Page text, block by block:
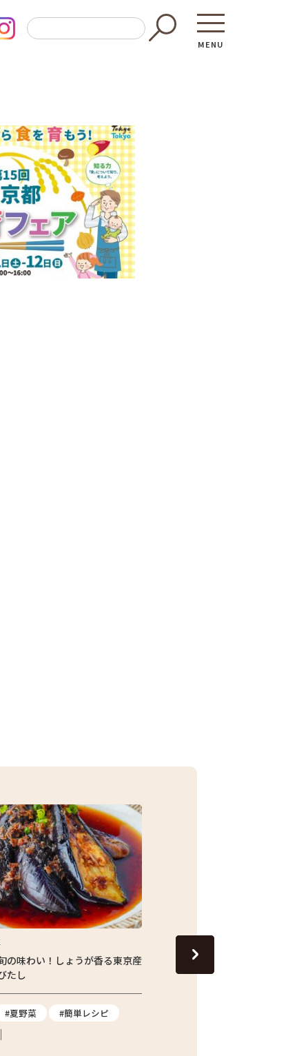
MENU
都GAP
京都GAP認証者一覧
都の食材を使った料理教室
・学ぶ
の味わい！しょうが香る東京産
たし
#夏野菜 #簡単レシピ
13代目の跡継ぎが守り続
青梅市の「東京富の里